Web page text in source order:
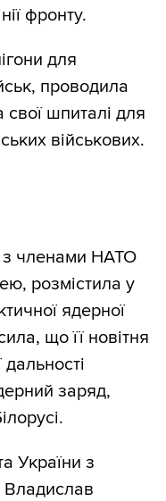
фронту.
для
проводила
свої шпиталі для
військових.
з членами НАТО
розмістила у
ядерної
що її новітня
заряд,
України з
Владислав